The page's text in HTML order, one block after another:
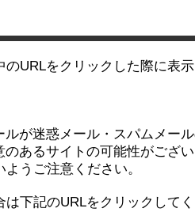
のURLをクリックした際に表
ルが迷惑メール・スパムメー
あるサイトの可能性がござ
うご注意ください。
は下記のURLをクリックして